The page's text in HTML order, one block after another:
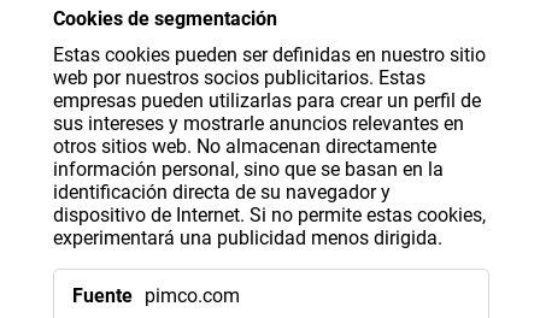
Cookies de segmentación
Estas cookies pueden ser definidas en nuestro sitio
web por nuestros socios publicitarios. Estas
empresas pueden utilizarlas para crear un perfil de
sus intereses y mostrarle anuncios relevantes en
otros sitios web. No almacenan directamente
información personal, sino que se basan en la
identificación directa de su navegador y
dispositivo de Internet. Si no permite estas cookies,
experimentará una publicidad menos dirigida.
Cookies
pimco.com